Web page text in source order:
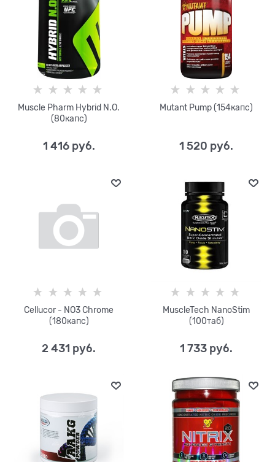
Muscle Pharm Hybrid N.O.
(80капс)
1 416 руб.
Mutant Pump (154капс)
1 520 руб.
Cellucor - NO3 Chrome
(180капс)
2 431 руб.
MuscleTech NanoStim
(100таб)
1 733 руб.